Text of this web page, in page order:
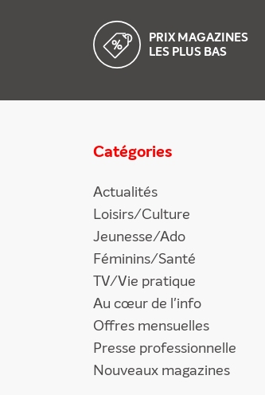
PRIX MAGAZINES
LES PLUS BAS
Catégories
Actualités
Loisirs/Culture
Jeunesse/Ado
Féminins/Santé
TV/Vie pratique
Au cœur de l'info
Offres mensuelles
Presse professionnelle
Nouveaux magazines